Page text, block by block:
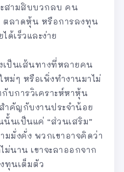
สามสิบบวกลบ คน
ตลาดหุ้น หรือการลงทุน
ด้เร็วและง่าย
ป็นเส้นทางที่หลายคน
ม่ๆ หรือเพิ่งทำงานมาไม่
บการวิเคราะห์หาหุ้น
ำคัญกับงานประจำน้อย
นั้นเป็นแค่ “ส่วนเสริม”
มมั่งคั่ง พวกเขาอาจคิดว่า
นาน เขาจะลาออกจาก
ทุนเต็มตัว